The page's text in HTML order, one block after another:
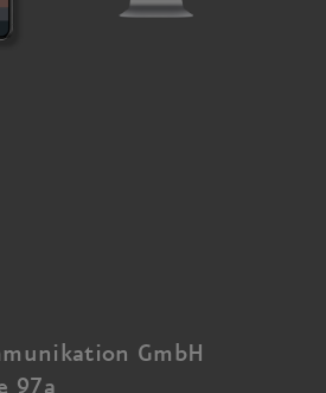
GmbH
97a